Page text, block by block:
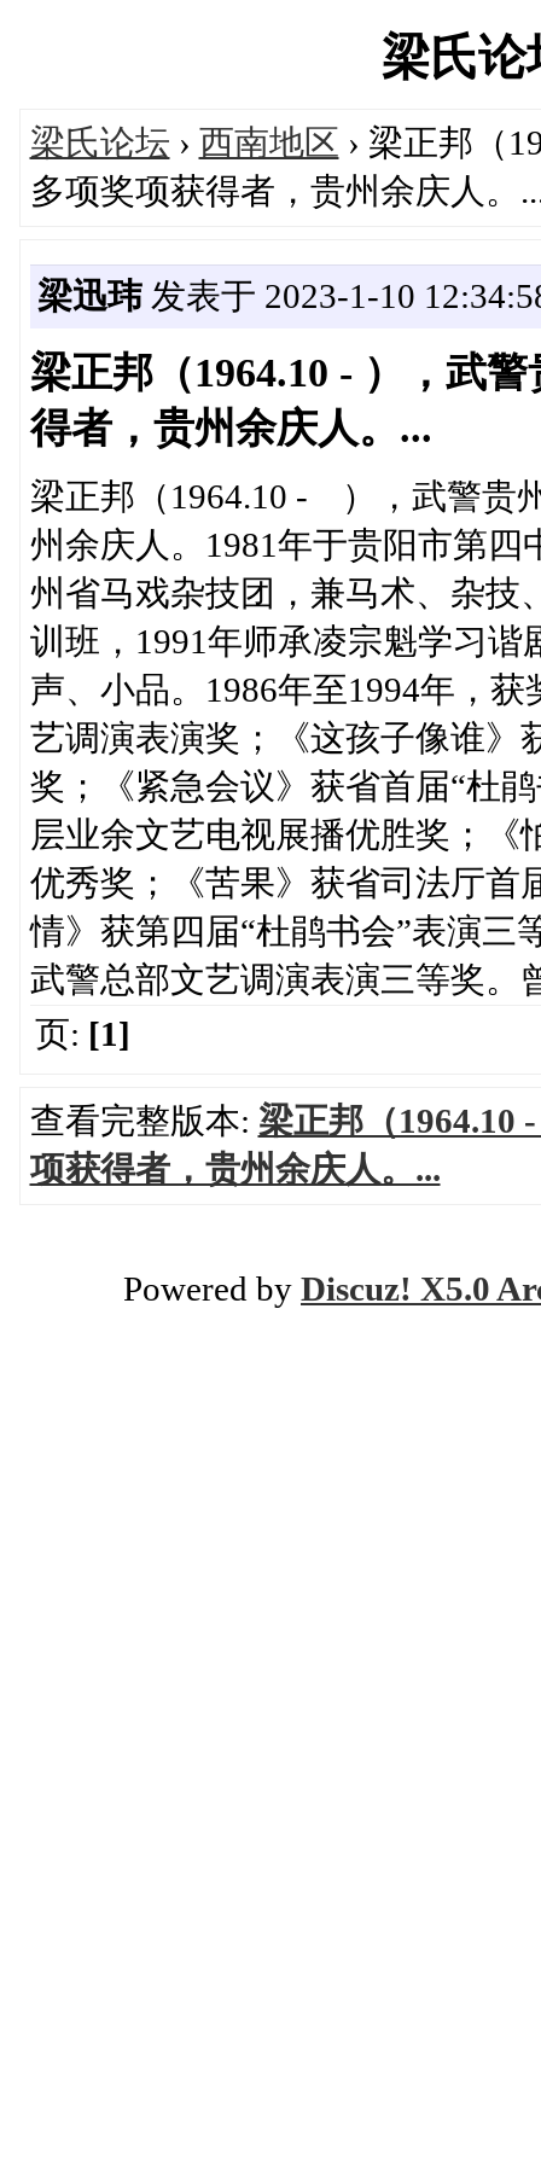
梁氏
梁氏论坛 › 西南地区 › 梁正邦（
多项奖项获得者，贵州余庆人。
梁迅玮发表于 2023-1-10
梁正邦（1964.10 - ），武
得者，贵州余庆人。...
梁正邦（1964.10 - ），武警贵
州余庆人。1981年于贵阳市第四
州省马戏杂技团，兼马术、杂技
训班，1991年师承凌宗魁学习
声、小品。1986年至1994年，
艺调演表演奖；《这孩子像谁》
奖；《紧急会议》获省首届“杜
层业余文艺电视展播优胜奖；《
优秀奖；《苦果》获省司法厅首
情》获第四届“杜鹃书会”表演三
武警总部文艺调演表演三等奖。
页: [1]
查看完整版本: 梁正邦（1964.10
项获得者，贵州余庆人。...
Powered by Discuz! X5.0